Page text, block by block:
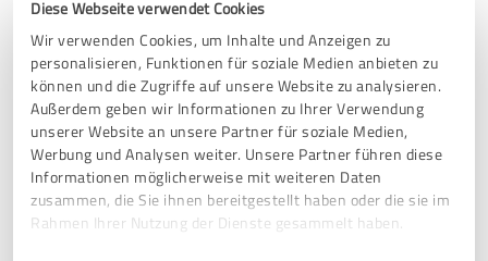
Diese Webseite verwendet Cookies
Wir verwenden Cookies, um Inhalte und Anzeigen zu
personalisieren, Funktionen für soziale Medien anbieten zu
können und die Zugriffe auf unsere Website zu analysieren.
Außerdem geben wir Informationen zu Ihrer Verwendung
unserer Website an unsere Partner für soziale Medien,
Werbung und Analysen weiter. Unsere Partner führen diese
Informationen möglicherweise mit weiteren Daten
zusammen, die Sie ihnen bereitgestellt haben oder die sie im
Rahmen Ihrer Nutzung der Dienste gesammelt haben.
Erfahrungsbericht & Bewertung zu:
KFZ SERVICE KRUSE
09.09.2023 Anonym
1,87 von 5